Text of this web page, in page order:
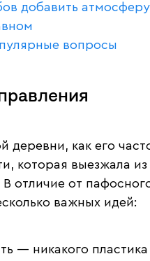
добавить
вопросы
деревни, как его
которая выезжала
В отличие от
важных идей:
— никакого